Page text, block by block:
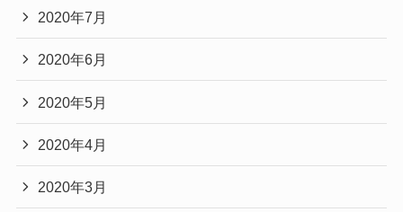
2020年7月
2020年6月
2020年5月
2020年4月
2020年3月